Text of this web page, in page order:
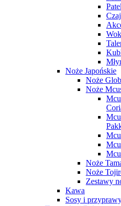
Noże Japońskie
Noże
Noże
Noże
Noże
Zestawy
Kawa
Sosy i